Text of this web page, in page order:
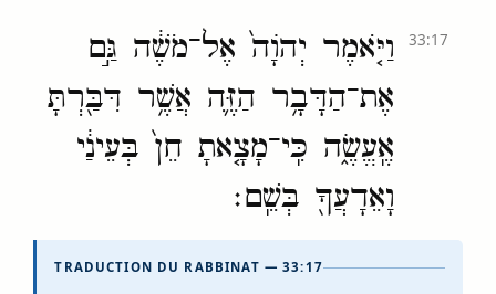
וַיֹּ֤אמֶר יְהֹוָה֙ אֶל־מֹשֶׁ֔ה גַּ֣ם
אֶת־הַדָּבָ֥ר הַזֶּ֛ה אֲשֶׁ֥ר דִּבַּ֖רְתָּ
אֶֽעֱשֶׂ֑ה כִּֽי־מָצָ֤אתָ חֵן֙ בְּעֵינַ֔י
וָאֵדָעֲךָ֖ בְּשֵֽׁם׃
33:17
TRADUCTION DU RABBINAT — 33:17